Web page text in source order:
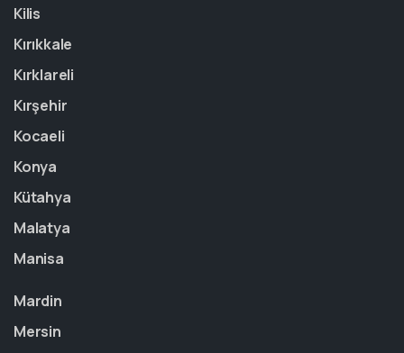
Kilis
Kırıkkale
Kırklareli
Kırşehir
Kocaeli
Konya
Kütahya
Malatya
Manisa
Mardin
Mersin